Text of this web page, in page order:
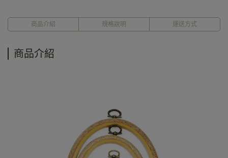
商品介紹 規格說明 運送方式
商品介紹